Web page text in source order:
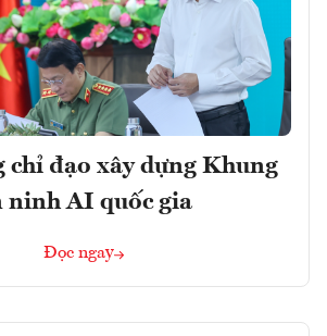
chỉ đạo xây dựng Khung
ninh AI quốc gia
Đọc ngay